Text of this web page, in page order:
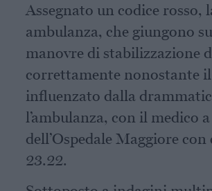
Assegnato un codice
ambulanza, che giungono
manovre di stabilizzazione
correttamente nonostante
influenzato dalla
l’ambulanza, con il medico
dell’Ospedale Maggiore
23.22.